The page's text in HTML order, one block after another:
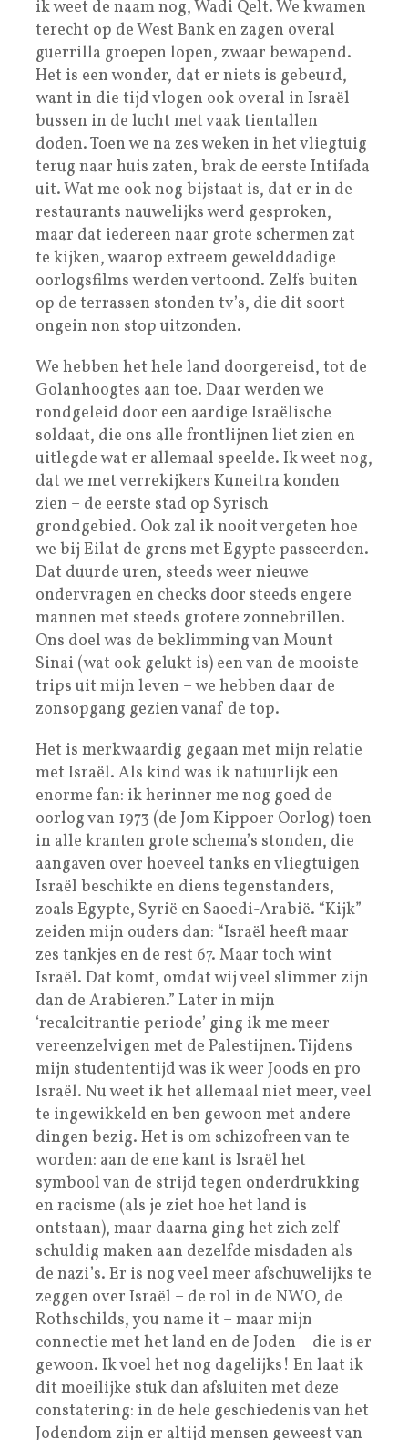
ik weet de naam nog, Wadi Qelt. We kwamen
terecht op de West Bank en zagen overal
guerrilla groepen lopen, zwaar bewapend.
Het is een wonder, dat er niets is gebeurd,
want in die tijd vlogen ook overal in Israël
bussen in de lucht met vaak tientallen
doden. Toen we na zes weken in het vliegtuig
terug naar huis zaten, brak de eerste Intifada
uit. Wat me ook nog bijstaat is, dat er in de
restaurants nauwelijks werd gesproken,
maar dat iedereen naar grote schermen zat
te kijken, waarop extreem gewelddadige
oorlogsfilms werden vertoond. Zelfs buiten
op de terrassen stonden tv’s, die dit soort
ongein non stop uitzonden.
We hebben het hele land doorgereisd, tot de
Golanhoogtes aan toe. Daar werden we
rondgeleid door een aardige Israëlische
soldaat, die ons alle frontlijnen liet zien en
uitlegde wat er allemaal speelde. Ik weet nog,
dat we met verrekijkers Kuneitra konden
zien – de eerste stad op Syrisch
grondgebied. Ook zal ik nooit vergeten hoe
we bij Eilat de grens met Egypte passeerden.
Dat duurde uren, steeds weer nieuwe
ondervragen en checks door steeds engere
mannen met steeds grotere zonnebrillen.
Ons doel was de beklimming van Mount
Sinai (wat ook gelukt is) een van de mooiste
trips uit mijn leven – we hebben daar de
zonsopgang gezien vanaf de top.
Het is merkwaardig gegaan met mijn relatie
met Israël. Als kind was ik natuurlijk een
enorme fan: ik herinner me nog goed de
oorlog van 1973 (de Jom Kippoer Oorlog) toen
in alle kranten grote schema’s stonden, die
aangaven over hoeveel tanks en vliegtuigen
Israël beschikte en diens tegenstanders,
zoals Egypte, Syrië en Saoedi-Arabië. “Kijk”
zeiden mijn ouders dan: “Israël heeft maar
zes tankjes en de rest 67. Maar toch wint
Israël. Dat komt, omdat wij veel slimmer zijn
dan de Arabieren.” Later in mijn
‘recalcitrantie periode’ ging ik me meer
vereenzelvigen met de Palestijnen. Tijdens
mijn studententijd was ik weer Joods en pro
Israël. Nu weet ik het allemaal niet meer, veel
te ingewikkeld en ben gewoon met andere
dingen bezig. Het is om schizofreen van te
worden: aan de ene kant is Israël het
symbool van de strijd tegen onderdrukking
en racisme (als je ziet hoe het land is
ontstaan), maar daarna ging het zich zelf
schuldig maken aan dezelfde misdaden als
de nazi’s. Er is nog veel meer afschuwelijks te
zeggen over Israël – de rol in de NWO, de
Rothschilds, you name it – maar mijn
connectie met het land en de Joden – die is er
gewoon. Ik voel het nog dagelijks! En laat ik
dit moeilijke stuk dan afsluiten met deze
constatering: in de hele geschiedenis van het
Jodendom zijn er altijd mensen geweest van